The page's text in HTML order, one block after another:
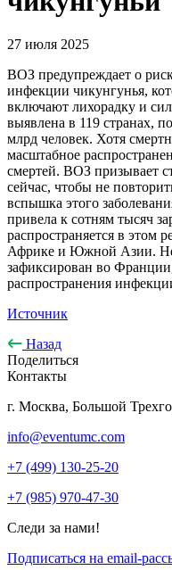
27 июля 2025
ВОЗ предупреждает о
инфекции чикунгунья,
включают лихорадку и
выявлена в 119 странах,
млрд человек. Хотя
масштабное
смертей. ВОЗ призывает
сейчас, чтобы не
вспышка этого
привела к сотням тысяч
распространяется в этом
Африке и Южной Азии.
зафиксирован во
распространения
Источник
Назад
Поделиться
Контакты
г. Москва, Большой
info@eventumc.com
+7 (499) 130-25-20
+7 (985) 970-47-30
Следи за нами!
Подписаться на email-